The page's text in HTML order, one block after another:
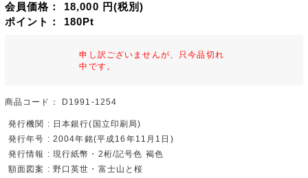
会員価格： 18,000 円(税別)
ポイント： 180Pt
申し訳ございませんが、只今品切れ
中です。
商品コード： D1991-1254
発行機関 : 日本銀行(国立印刷局)
発行年号 : 2004年銘(平成16年11月1日)
発行情報 : 現行紙幣・2桁/記号色 褐色
額面図案 : 野口英世・富士山と桜